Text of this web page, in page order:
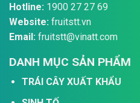
Hotline: 1900 27 27 69
Website: fruitstt.vn
Email: fruitstt@vinatt.com
DANH MỤC SẢN PHẨM
TRÁI CÂY XUẤT KHẨU